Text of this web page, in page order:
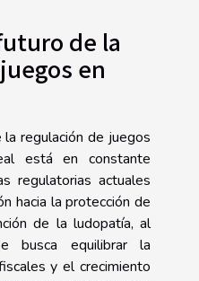
de la
en
la regulación de juegos
está en constante
regulatorias actuales
hacia la protección de
de la ludopatía, al
busca equilibrar la
y el crecimiento